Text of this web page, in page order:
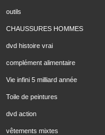
outils
CHAUSSURES HOMMES
dvd histoire vrai
complément alimentaire
Vie infini 5 milliard année
Toile de peintures
dvd action
vêtements mixtes